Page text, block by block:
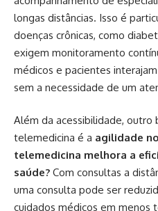
longas distâncias. Isso é
doenças crônicas, como
exigem monitoramento
médicos e pacientes
sem a necessidade de um
Além da acessibilidade,
telemedicina é a agilidade
telemedicina melhora a
saúde? Com consultas a
uma consulta pode ser
cuidados médicos em menos